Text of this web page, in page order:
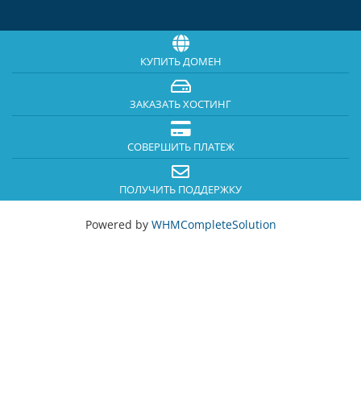
КУПИТЬ ДОМЕН
ЗАКАЗАТЬ ХОСТИНГ
СОВЕРШИТЬ ПЛАТЕЖ
ПОЛУЧИТЬ ПОДДЕРЖКУ
Powered by WHMCompleteSolution